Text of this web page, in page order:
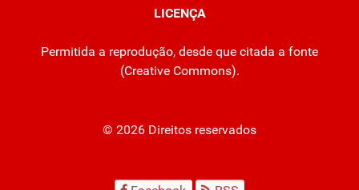
LICENÇA
Permitida a reprodução, desde que citada a fonte
(Creative Commons).
© 2026 Direitos reservados